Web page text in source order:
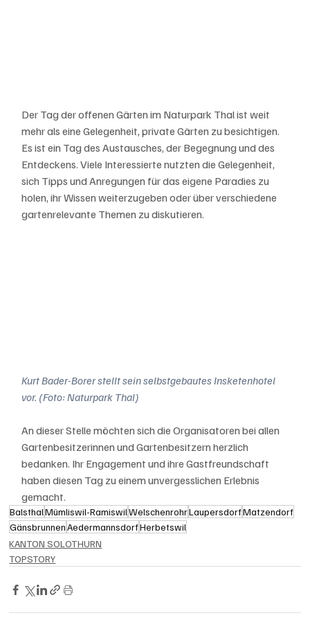
Der Tag der offenen Gärten im Naturpark Thal ist weit
mehr als eine Gelegenheit, private Gärten zu besichtigen.
Es ist ein Tag des Austausches, der Begegnung und des
Entdeckens. Viele Interessierte nutzten die Gelegenheit,
sich Tipps und Anregungen für das eigene Paradies zu
holen, ihr Wissen weiterzugeben oder über verschiedene
gartenrelevante Themen zu diskutieren.
Kurt Bader-Borer stellt sein selbstgebautes Insketenhotel
vor. (Foto: Naturpark Thal)
An dieser Stelle möchten sich die Organisatoren bei allen
Gartenbesitzerinnen und Gartenbesitzern herzlich
bedanken. Ihr Engagement und ihre Gastfreundschaft
haben diesen Tag zu einem unvergesslichen Erlebnis
gemacht.
Balsthal Mümliswil-Ramiswil WelschenrohrLaupersdorfMatzendorf
Gänsbrunnen AedermannsdorfHerbetswil
KANTON SOLOTHURN
TOPSTORY